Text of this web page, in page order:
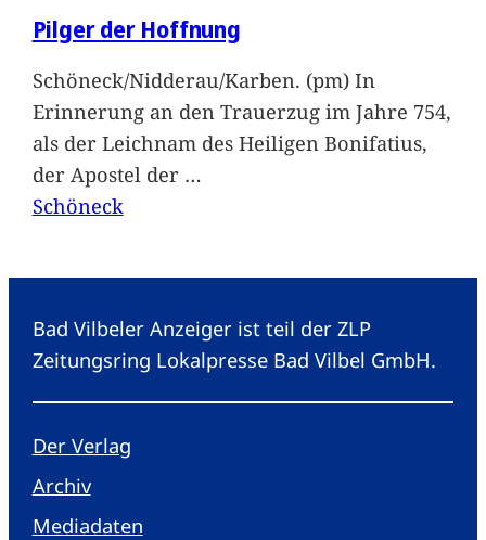
Pilger der Hoffnung
Schöneck/Nidderau/Karben. (pm) In
Erinnerung an den Trauerzug im Jahre 754,
als der Leichnam des Heiligen Bonifatius,
der Apostel der …
Schöneck
Bad Vilbeler Anzeiger ist teil der ZLP
Zeitungsring Lokalpresse Bad Vilbel GmbH.
Der Verlag
Archiv
Mediadaten